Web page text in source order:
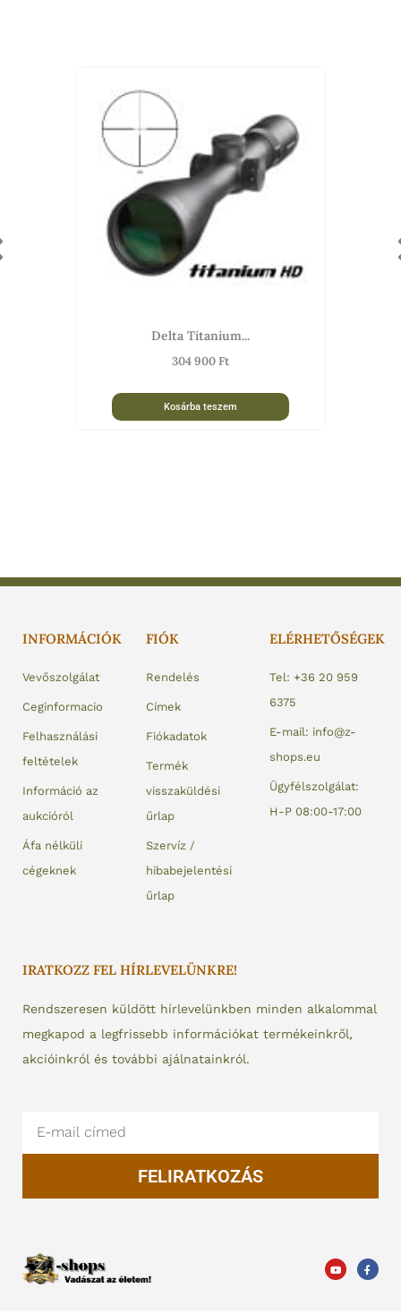
Delta Titanium...
304 900Ft
Kosárba teszem
INFORMÁCIÓK
Vevőszolgálat
Ceginformacio
Felhasználási
feltételek
Információ az
aukcióról
Áfa nélküli
cégeknek
FIÓK
Rendelés
Címek
Fiókadatok
Termék
visszaküldési
űrlap
Szervíz /
hibabejelentési
űrlap
ELÉRHETŐSÉGEK
Tel: +36 20 959
6375
E-mail: info@z-
shops.eu
Ügyfélszolgálat:
H-P 08:00-17:00
IRATKOZZ FEL HÍRLEVELÜNKRE!
Rendszeresen küldött hírlevelünkben minden alkalommal
megkapod a legfrissebb információkat termékeinkről,
akcióinkról és további ajálnatainkról.
FELIRATKOZÁS
Y
o
u
F
a
c